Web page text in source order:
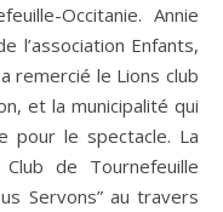
Occitanie. Annie
l’association Enfants,
remercié le Lions club
et la municipalité qui
pour le spectacle. La
de Tournefeuille
Servons” au travers